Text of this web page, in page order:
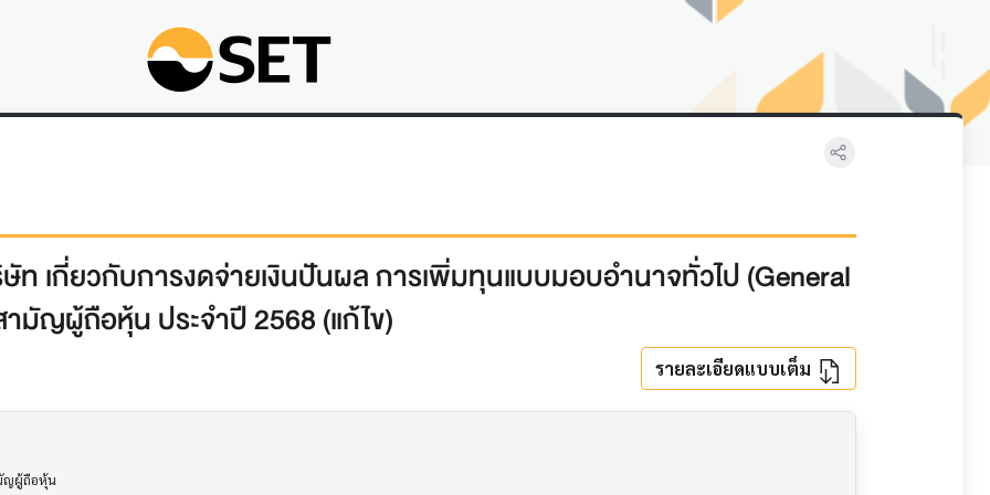
เกี่ยวกับการงดจ่ายเงินปันผล การเพิ่มทุนแบบมอบอำนาจทั่วไป (General
มัญผู้ถือหุ้น ประจำปี 2568 (แก้ไข)
รายละเอียดแบบเต็ม